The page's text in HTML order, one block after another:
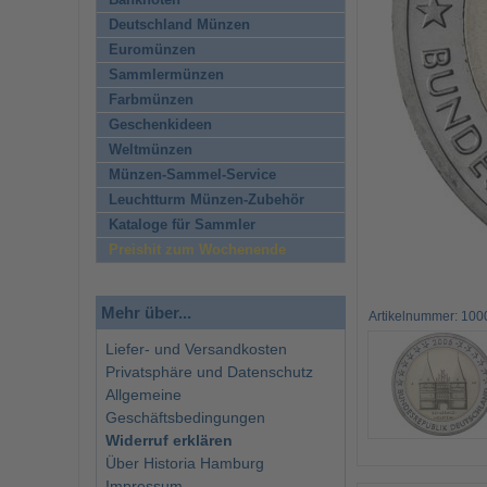
Artikelnummer:
Deutschland Münzen
Euromünzen
Sammlermünzen
Farbmünzen
Geschenkideen
Weltmünzen
Münzen-Sammel-Service
Leuchtturm Münzen-Zubehör
Kataloge für Sammler
Preishit zum Wochenende
Mehr über...
Liefer- und Versandkosten
Privatsphäre und Datenschutz
Allgemeine
Geschäftsbedingungen
Widerruf erklären
Über Historia Hamburg